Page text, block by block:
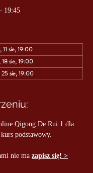
19:45
11 sie, 19:00
18 sie, 19:00
25 sie, 19:00
Qigong De Rui 1 dla
podstawowy.
nie ma zapisz się! >